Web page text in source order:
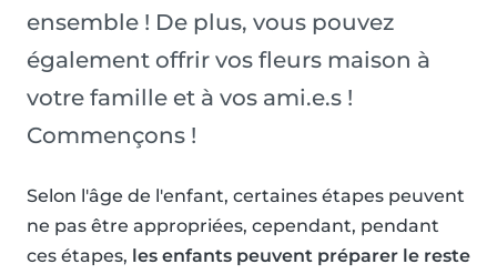
ensemble ! De plus, vous pouvez
également offrir vos fleurs maison à
votre famille et à vos ami.e.s !
Commençons !
Selon l'âge de l'enfant, certaines étapes peuvent
ne pas être appropriées, cependant, pendant
ces étapes, les enfants peuvent préparer le reste